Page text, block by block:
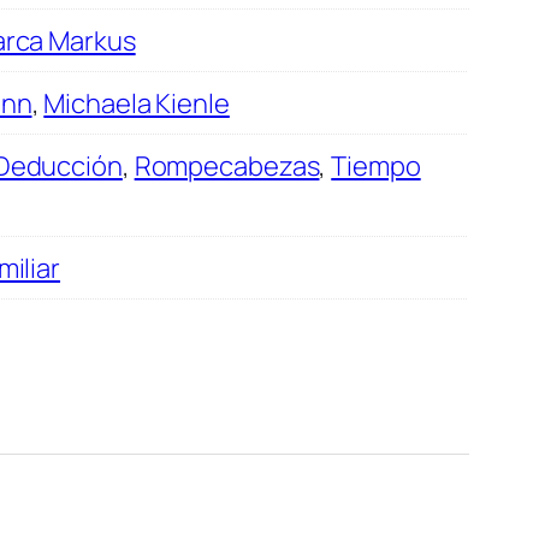
Markus
, Michaela Kienle
, Rompecabezas,Tiempo